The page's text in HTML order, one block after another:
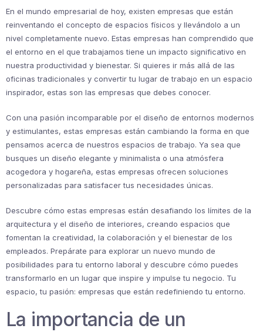
En el mundo empresarial de hoy, existen empresas que están
reinventando el concepto de espacios físicos y llevándolo a un
nivel completamente nuevo. Estas empresas han comprendido que
el entorno en el que trabajamos tiene un impacto significativo en
nuestra productividad y bienestar. Si quieres ir más allá de las
oficinas tradicionales y convertir tu lugar de trabajo en un espacio
inspirador, estas son las empresas que debes conocer.
Con una pasión incomparable por el diseño de entornos modernos
y estimulantes, estas empresas están cambiando la forma en que
pensamos acerca de nuestros espacios de trabajo. Ya sea que
busques un diseño elegante y minimalista o una atmósfera
acogedora y hogareña, estas empresas ofrecen soluciones
personalizadas para satisfacer tus necesidades únicas.
Descubre cómo estas empresas están desafiando los límites de la
arquitectura y el diseño de interiores, creando espacios que
fomentan la creatividad, la colaboración y el bienestar de los
empleados. Prepárate para explorar un nuevo mundo de
posibilidades para tu entorno laboral y descubre cómo puedes
transformarlo en un lugar que inspire y impulse tu negocio. Tu
espacio, tu pasión: empresas que están redefiniendo tu entorno.
La importancia de un